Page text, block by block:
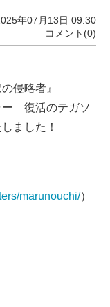
年07月13日 09:30
コメント(0)
侵略者』
ー 復活のテガソ
ました！
marunouchi/）